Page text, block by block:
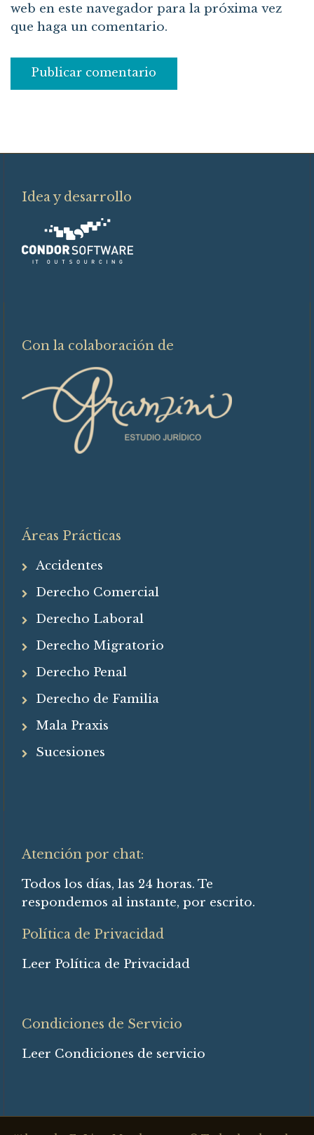
web en este navegador para la próxima vez
que haga un comentario.
Idea y desarrollo
Con la colaboración de
Áreas Prácticas
Accidentes
Derecho Comercial
Derecho Laboral
Derecho Migratorio
Derecho Penal
Derecho de Familia
Mala Praxis
Sucesiones
Atención por chat:
Todos los días, las 24 horas. Te
respondemos al instante, por escrito.
Política de Privacidad
Leer Política de Privacidad
Condiciones de Servicio
Leer Condiciones de servicio